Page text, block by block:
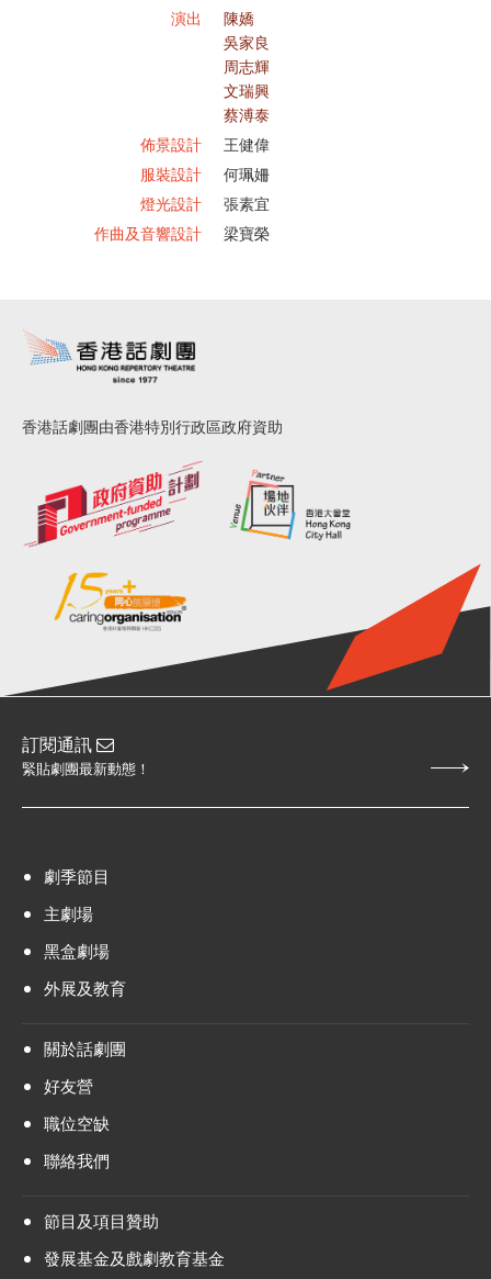
演出
陳嬌
吳家良
周志輝
文瑞興
蔡溥泰
佈景設計
王健偉
服裝設計
何珮姍
燈光設計
張素宜
作曲及音響設計
梁寶榮
香港話劇團由香港特別行政區政府資助
訂閱通訊
緊貼劇團最新動態！
劇季節目
主劇場
黑盒劇場
外展及教育
關於話劇團
好友營
職位空缺
聯絡我們
節目及項目贊助
發展基金及戲劇教育基金